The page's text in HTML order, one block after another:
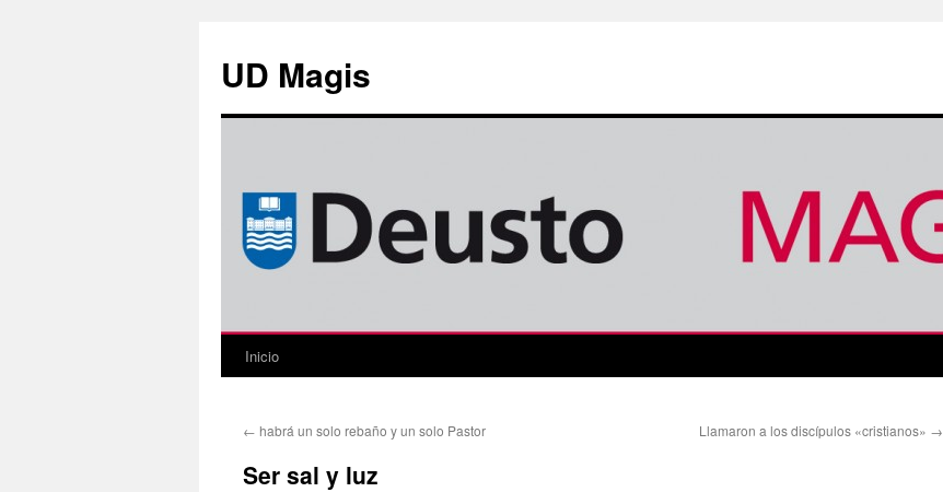
contenido
UD Magis
Inicio
← habrá un solo rebaño y un solo Pastor Llamaron a los discípulos «cristianos» →
Ser sal y luz